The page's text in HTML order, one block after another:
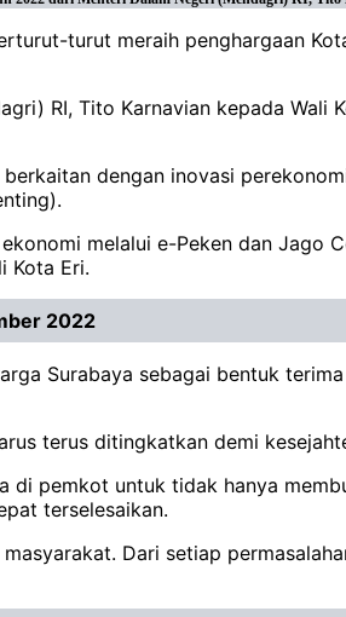
turut meraih penghargaan
RI, Tito Karnavian kepada Wali
dengan inovasi
melalui e-Peken dan Jago
Kota Eri.
2022
Surabaya sebagai bentuk
terus ditingkatkan demi
pemkot untuk tidak hanya
terselesaikan.
Dari setiap